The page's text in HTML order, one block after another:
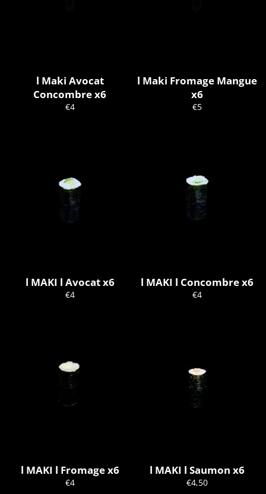
l Maki Avocat
Concombre x6
Prix
€4
l Maki Fromage Mangue
x6
Prix
€5
l MAKI l Avocat x6
Prix
€4
l MAKI l Concombre x6
Prix
€4
l MAKI l Fromage x6
Prix
€4
l MAKI l Saumon x6
Prix
€4,50